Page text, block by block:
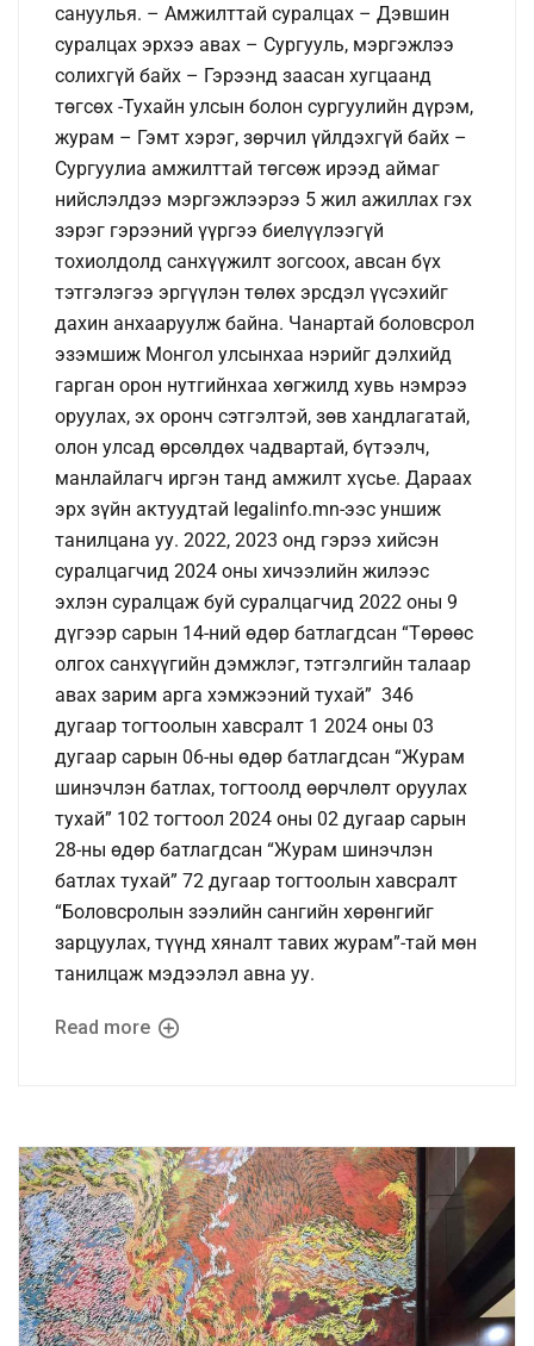
сануулья. – Амжилттай суралцах – Дэвшин
суралцах эрхээ авах – Сургууль, мэргэжлээ
солихгүй байх – Гэрээнд заасан хугцаанд
төгсөх -Тухайн улсын болон сургуулийн дүрэм,
журам – Гэмт хэрэг, зөрчил үйлдэхгүй байх –
Сургуулиа амжилттай төгсөж ирээд аймаг
нийслэлдээ мэргэжлээрээ 5 жил ажиллах гэх
зэрэг гэрээний үүргээ биелүүлээгүй
тохиолдолд санхүүжилт зогсоох, авсан бүх
тэтгэлэгээ эргүүлэн төлөх эрсдэл үүсэхийг
дахин анхааруулж байна. Чанартай боловсрол
эзэмшиж Монгол улсынхаа нэрийг дэлхийд
гарган орон нутгийнхаа хөгжилд хувь нэмрээ
оруулах, эх оронч сэтгэлтэй, зөв хандлагатай,
олон улсад өрсөлдөх чадвартай, бүтээлч,
манлайлагч иргэн танд амжилт хүсье. Дараах
эрх зүйн актуудтай legalinfo.mn-ээс уншиж
танилцана уу. 2022, 2023 онд гэрээ хийсэн
суралцагчид 2024 оны хичээлийн жилээс
эхлэн суралцаж буй суралцагчид 2022 оны 9
дүгээр сарын 14-ний өдөр батлагдсан “Төрөөс
олгох санхүүгийн дэмжлэг, тэтгэлгийн талаар
авах зарим арга хэмжээний тухай” 346
дугаар тогтоолын хавсралт 1 2024 оны 03
дугаар сарын 06-ны өдөр батлагдсан “Журам
шинэчлэн батлах, тогтоолд өөрчлөлт оруулах
тухай” 102 тогтоол 2024 оны 02 дугаар сарын
28-ны өдөр батлагдсан “Журам шинэчлэн
батлах тухай” 72 дугаар тогтоолын хавсралт
“Боловсролын зээлийн сангийн хөрөнгийг
зарцуулах, түүнд хяналт тавих журам”-тай мөн
танилцаж мэдээлэл авна уу.
Read more